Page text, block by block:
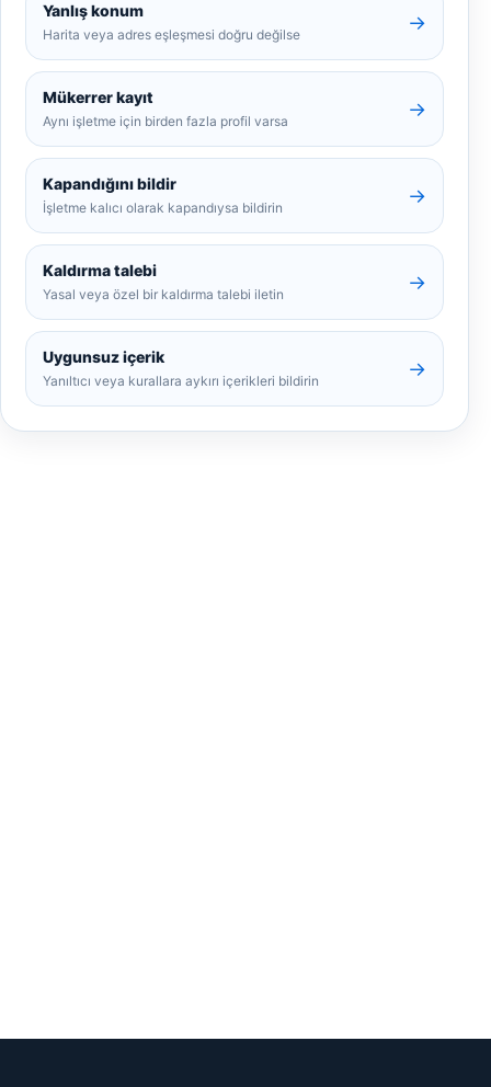
Yanlış konum
Harita veya adres eşleşmesi doğru değilse
→
Mükerrer kayıt
Aynı işletme için birden fazla profil varsa
→
Kapandığını bildir
İşletme kalıcı olarak kapandıysa bildirin
→
Kaldırma talebi
Yasal veya özel bir kaldırma talebi iletin
→
Uygunsuz içerik
Yanıltıcı veya kurallara aykırı içerikleri bildirin
→